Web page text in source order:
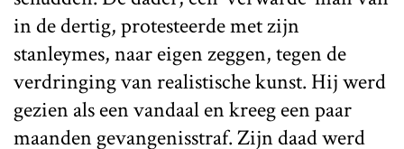
in de dertig, protesteerde met zijn
stanleymes, naar eigen zeggen, tegen de
verdringing van realistische kunst. Hij werd
gezien als een vandaal en kreeg een paar
maanden gevangenisstraf. Zijn daad werd